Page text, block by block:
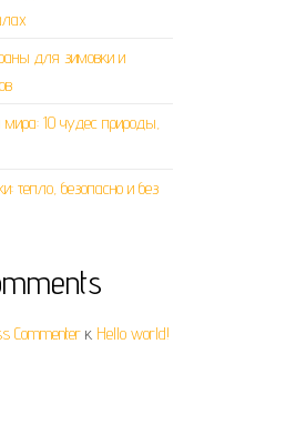
для зимовки и
10 чудес природы,
тепло, безопасно и без
Commenterк Hello world!